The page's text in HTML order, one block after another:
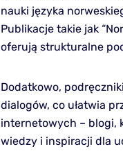
nauki języka
Publikacje takie jak
oferują strukturalne
Dodatkowo,
dialogów, co ułatwia
internetowych – blogi,
wiedzy i inspiracji dla